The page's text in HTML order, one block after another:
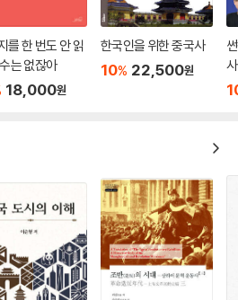
부족한 시대다. 진정한 인문 여행이란 지
삶을 통찰하는 지혜를 얻는 여행길이다.
는 듯하지만, 지고 마르고 시들었다가도
아나는 식물의 시간을 사는 게 인간의 삶이
할 수 있는 인문 여행이 되길 희망한다.
를 한 번도 안 읽
는 없잖아
18,000원
한국인을 위한 중국사
10% 22,500원
사